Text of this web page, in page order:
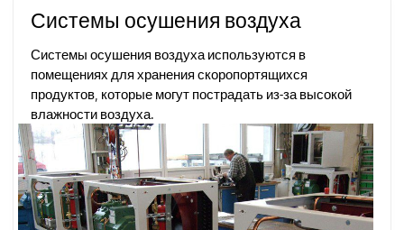
Системы осушения воздуха
Системы осушения воздуха используются в
помещениях для хранения скоропортящихся
продуктов, которые могут пострадать из-за высокой
влажности воздуха.